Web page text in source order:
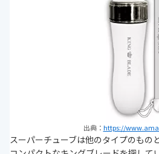
出典： https://
スーパーチューブは他のタイプのもの